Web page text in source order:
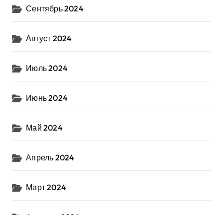
Сентябрь 2024
Август 2024
Июль 2024
Июнь 2024
Май 2024
Апрель 2024
Март 2024